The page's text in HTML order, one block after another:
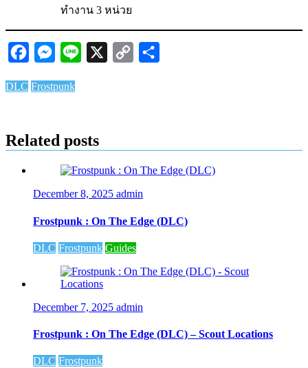
ทำงาน 3 หน่วย
FacebookMessenger
Line
Copy
DLC Frostpunk
Related posts
December 8, 2025 admin
Frostpunk : On The Edge (DLC)
DLC Frostpunk Guides
December 7, 2025 admin
Frostpunk : On The Edge (DLC) – Scout Locations
DLC Frostpunk